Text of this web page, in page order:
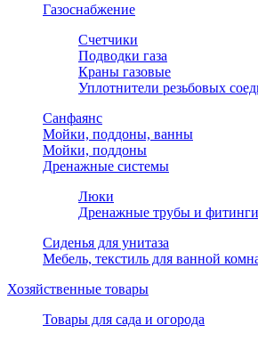
Газоснабжение
Счетчики
Подводки газа
Краны газовые
Уплотнители резьбовых
Санфаянс
Мойки, поддоны, ванны
Мойки, поддоны
Дренажные системы
Люки
Дренажные трубы и фитинги
Сиденья для унитаза
Мебель, текстиль для ванной
Хозяйственные товары
Товары для сада и огорода